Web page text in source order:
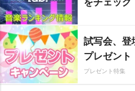
試写会、登
プレゼント
プレゼント特集